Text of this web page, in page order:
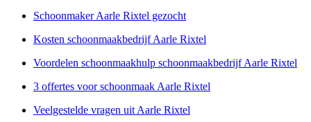
Schoonmaker Aarle Rixtel gezocht
Kosten schoonmaakbedrijf Aarle Rixtel
Voordelen schoonmaakhulp schoonmaakbedrijf Aarle Rixtel
3 offertes voor schoonmaak Aarle Rixtel
Veelgestelde vragen uit Aarle Rixtel